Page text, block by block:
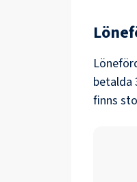
betalda
finns